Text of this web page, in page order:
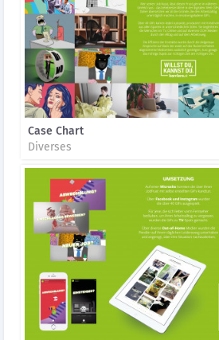
Case Chart
Diverses